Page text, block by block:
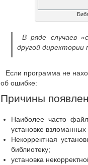
В ряде случаев
другой директории
Если программа не
об ошибке:
Причины
Наиболее часто
установке взломанных
Некорректная
библиотеку;
установка